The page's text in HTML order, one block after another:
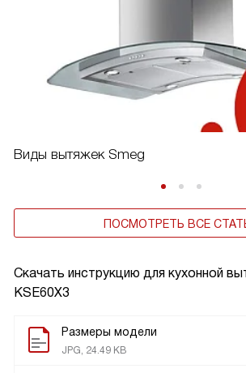
Скачать инструкцию для кухонной
KSE60X3
Размеры модели
JPG, 24.49 KB
Виды вытяжек Smeg
ПОСМОТРЕТЬ ВСЕ